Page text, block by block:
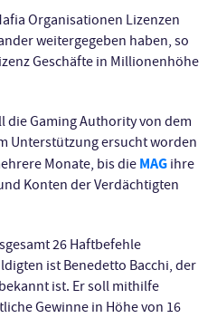
Organisationen Lizenzen
weitergegeben haben, so
Geschäfte in Millionenhöhe
die Gaming Authority von dem
Unterstützung ersucht worden
Monate, bis die MAG ihre
Konten der Verdächtigten
26 Haftbefehle
ist Benedetto Bacchi, der
ist. Er soll mithilfe
Gewinne in Höhe von 16